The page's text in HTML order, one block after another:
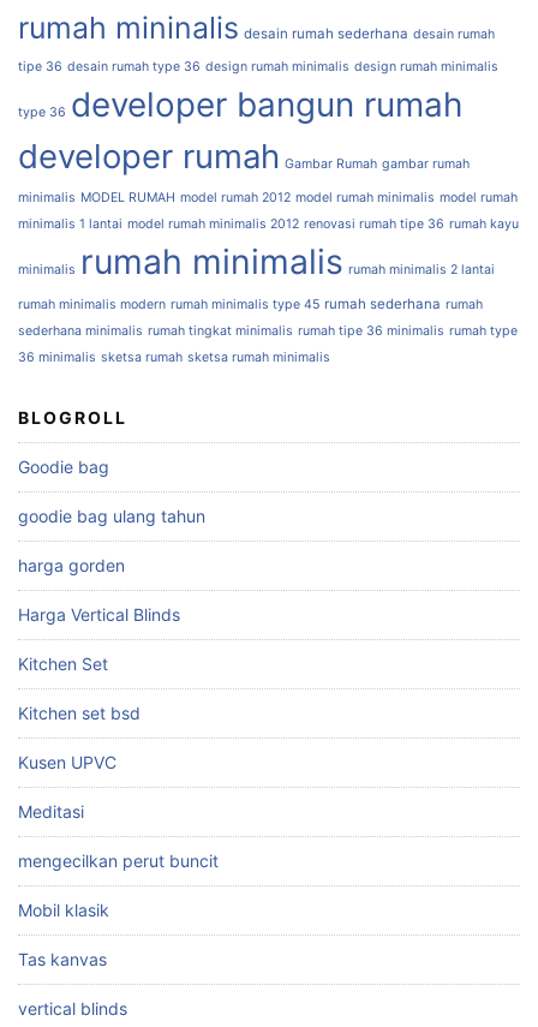
rumah mininalis desain rumah sederhana desain rumah
tipe 36 desain rumah type 36 design rumah minimalis design rumah minimalis
type 36 developer bangun rumah
developer rumah Gambar Rumah gambar rumah
minimalis MODEL RUMAH model rumah 2012 model rumah minimalis model rumah
minimalis 1 lantai model rumah minimalis 2012 renovasi rumah tipe 36 rumah kayu
minimalis rumah minimalis rumah minimalis 2 lantai
rumah minimalis modern rumah minimalis type 45 rumah sederhana rumah
sederhana minimalis rumah tingkat minimalis rumah tipe 36 minimalis rumah type
36 minimalis sketsa rumah sketsa rumah minimalis
BLOGROLL
Goodie bag
goodie bag ulang tahun
harga gorden
Harga Vertical Blinds
Kitchen Set
Kitchen set bsd
Kusen UPVC
Meditasi
mengecilkan perut buncit
Mobil klasik
Tas kanvas
vertical blinds